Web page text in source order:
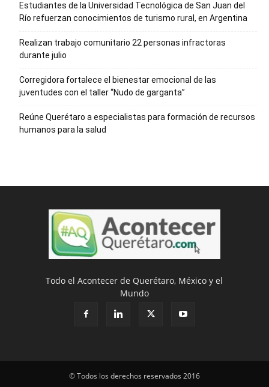
Estudiantes de la Universidad Tecnológica de San Juan del
Río refuerzan conocimientos de turismo rural, en Argentina
Realizan trabajo comunitario 22 personas infractoras
durante julio
Corregidora fortalece el bienestar emocional de las
juventudes con el taller ‘‘Nudo de garganta’’
Reúne Querétaro a especialistas para formación de recursos
humanos para la salud
Todo el Acontecer de Querétaro, México y el
Mundo
© Todos los derechos reservados 2016